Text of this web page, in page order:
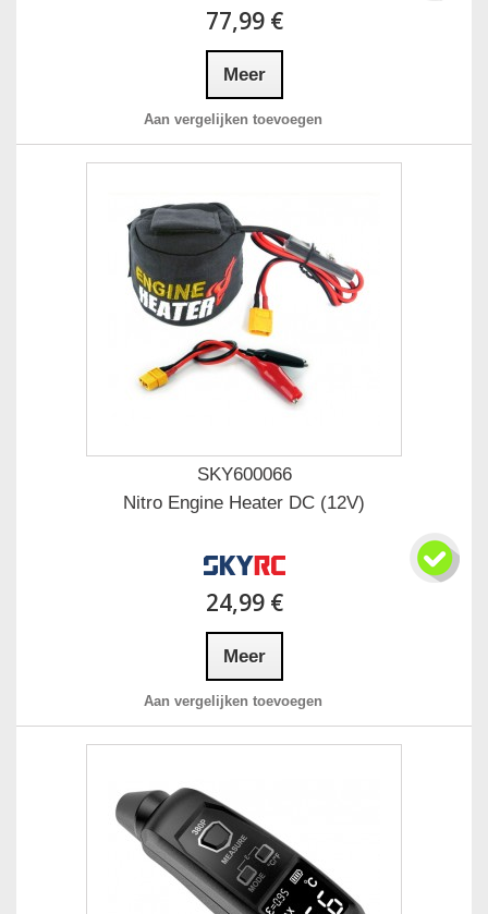
77,99 €
Meer
Aan vergelijken toevoegen
SKY600066
Nitro Engine Heater DC (12V)
24,99 €
Meer
Aan vergelijken toevoegen